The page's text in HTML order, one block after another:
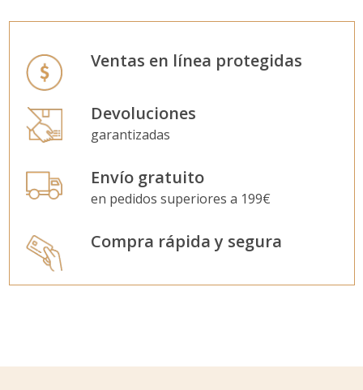
Ventas en línea protegidas
Devoluciones
garantizadas
Envío gratuito
en pedidos superiores a 199€
Compra rápida y segura